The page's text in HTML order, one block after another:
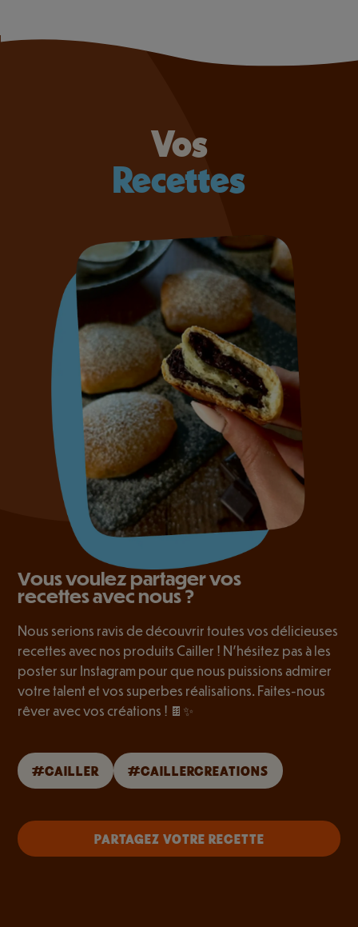
Vos
Recettes
Vous voulez partager vos
recettes avec nous ?
Nous serions ravis de découvrir toutes vos délicieuses
recettes avec nos produits Cailler ! N’hésitez pas à les
poster sur Instagram pour que nous puissions admirer
votre talent et vos superbes réalisations. Faites-nous
rêver avec vos créations ! 🍫✨
#CAILLER #CAILLERCREATIONS
PARTAGEZ VOTRE RECETTE